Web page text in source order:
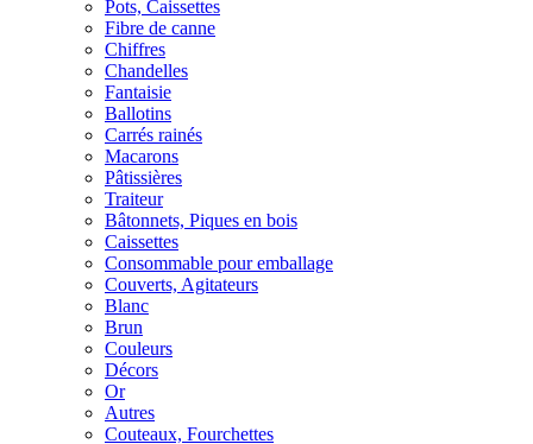
Pots, Caissettes
Fibre de canne
Chiffres
Chandelles
Fantaisie
Ballotins
Carrés rainés
Macarons
Pâtissières
Traiteur
Bâtonnets, Piques en bois
Caissettes
Consommable pour emballage
Couverts, Agitateurs
Blanc
Brun
Couleurs
Décors
Or
Autres
Couteaux, Fourchettes